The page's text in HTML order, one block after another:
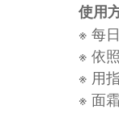
使用
※ 每
※ 依
※ 用
※ 面